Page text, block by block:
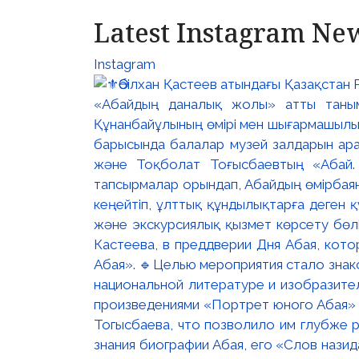
Latest Instagram
Instagram